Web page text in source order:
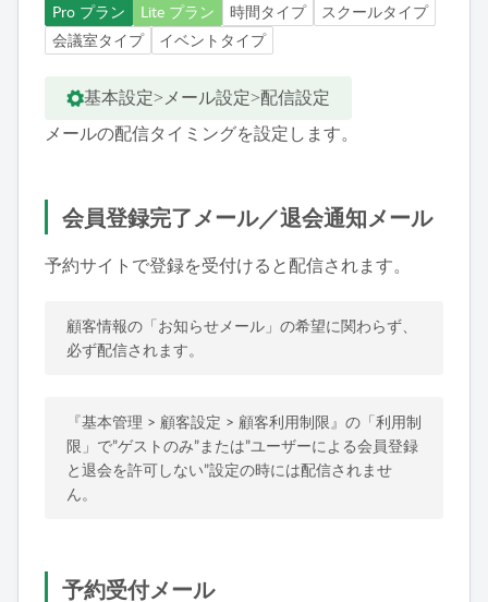
Pro プラン Lite プラン 時間タイプ
スクールタイプ
会議室タイプ
イベントタイプ
基本設定>メール設定>配信設定
メールの配信タイミングを設定します。
会員登録完了メール／退会通知メール
予約サイトで登録を受付けると配信されます。
顧客情報の「お知らせメール」の希望に関わらず、
必ず配信されます。
『基本管理 > 顧客設定 > 顧客利用制限』の「利用制
限」で”ゲストのみ”または”ユーザーによる会員登録
と退会を許可しない”設定の時には配信されませ
ん。
予約受付メール